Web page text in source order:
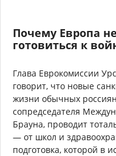
Почему Европа
готовиться к
Глава Еврокомиссии
говорит, что новые
жизни обычных
сопредседателя
Брауна, проводит
— от школ и
подготовка, которой в